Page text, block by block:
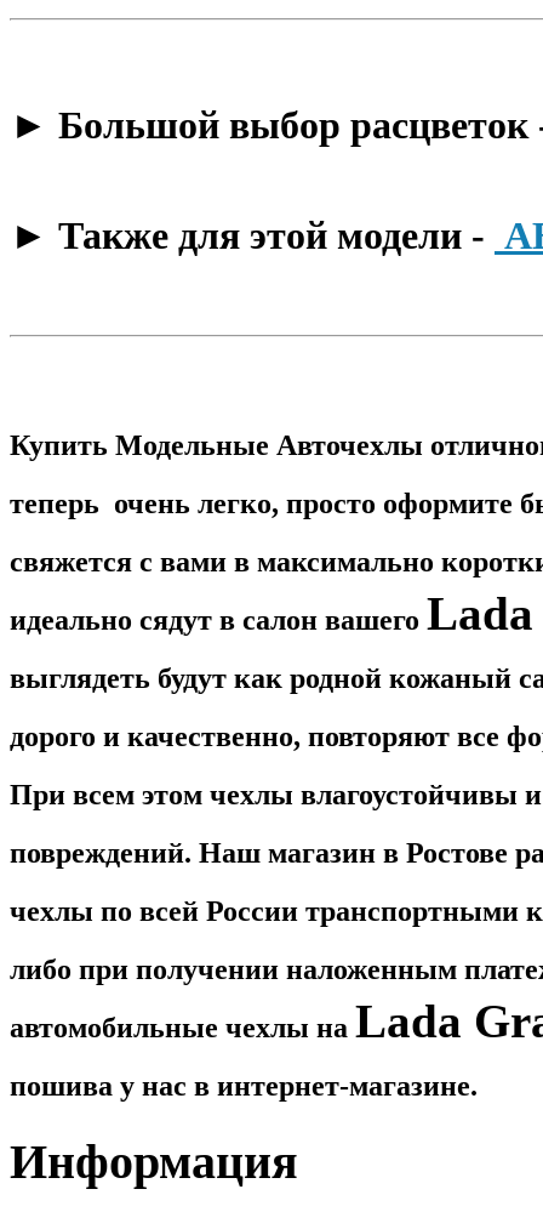
​► Большой выбор
​► Также для этой модели -
Купить Модельные Авточехлы
теперь очень легко, просто оформите
свяжется с вами в максимально
идеально сядут в салон вашего
выглядеть будут как родной кожаный
дорого и качественно, повторяют все
При всем этом чехлы влагоустойчивы
повреждений. Наш магазин в Ростове
чехлы по всей России транспортными
либо при получении наложенным
автомобильные чехлы на Lada
пошива у нас в интернет-магазине.
Информация